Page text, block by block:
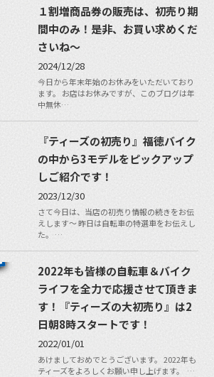
１割増商品券の販売は、初売り期
間中のみ！是非、お買い求めくだ
さいね〜
2024/12/28
今日から年末年始のお休みをいただいており
ます。 お店はお休みですが、このブログは年
中無休…
『ティーズの初売り』福徳バイク
の中から3モデルをピックアップ
しご紹介です！
2023/12/30
さて今日は、当店の初売り情報の続きをお伝
えします〜 昨日は自転車の特選車をお伝えし
た。 …
2022年も皆様の自転車＆バイク
ライフを全力で応援させて頂きま
す！『ティーズの大初売り』は2
日朝8時スタートです！
2022/01/01
あけましておめでとうございます。 2022年も
ティーズをよろしくお願い申し上げます。 …